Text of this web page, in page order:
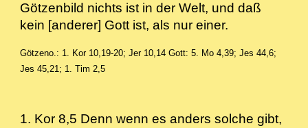
Götzenbild nichts ist in der Welt, und daß
kein [anderer] Gott ist, als nur einer.
Götzeno.: 1. Kor 10,19-20; Jer 10,14 Gott: 5. Mo 4,39; Jes 44,6;
Jes 45,21; 1. Tim 2,5
1. Kor 8,5 Denn wenn es anders solche gibt,